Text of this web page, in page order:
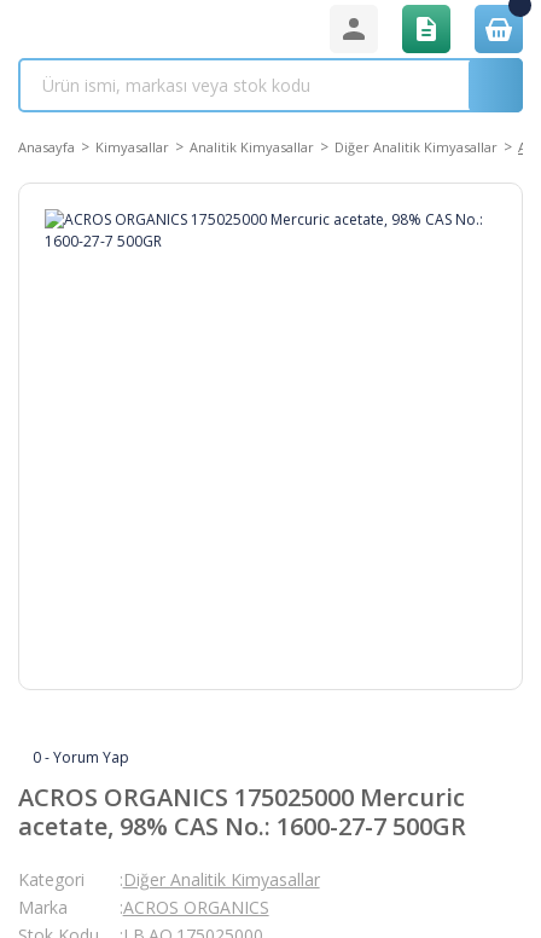
Anasayfa Kimyasallar Analitik Kimyasallar Diğer Analitik Kimyasallar
0 - Yorum Yap
ACROS ORGANICS 175025000 Mercuric
acetate, 98% CAS No.: 1600-27-7 500GR
Kategori
Diğer Analitik Kimyasallar
Marka
ACROS ORGANICS